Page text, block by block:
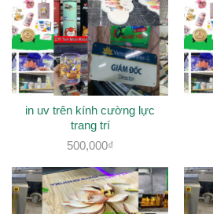
in uv trên kính cường lực
trang trí
500,000₫